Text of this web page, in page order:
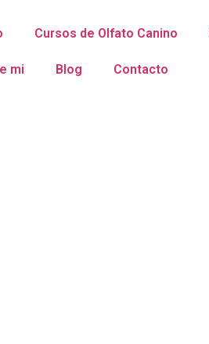
Cursos de Olfato Canino
mi Blog Contacto